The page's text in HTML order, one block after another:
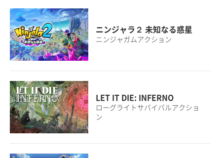
ニンジャラ２ 未知なる惑星
ニンジャガムアクション
LET IT DIE: INFERNO
ローグライトサバイバルアクショ
ン